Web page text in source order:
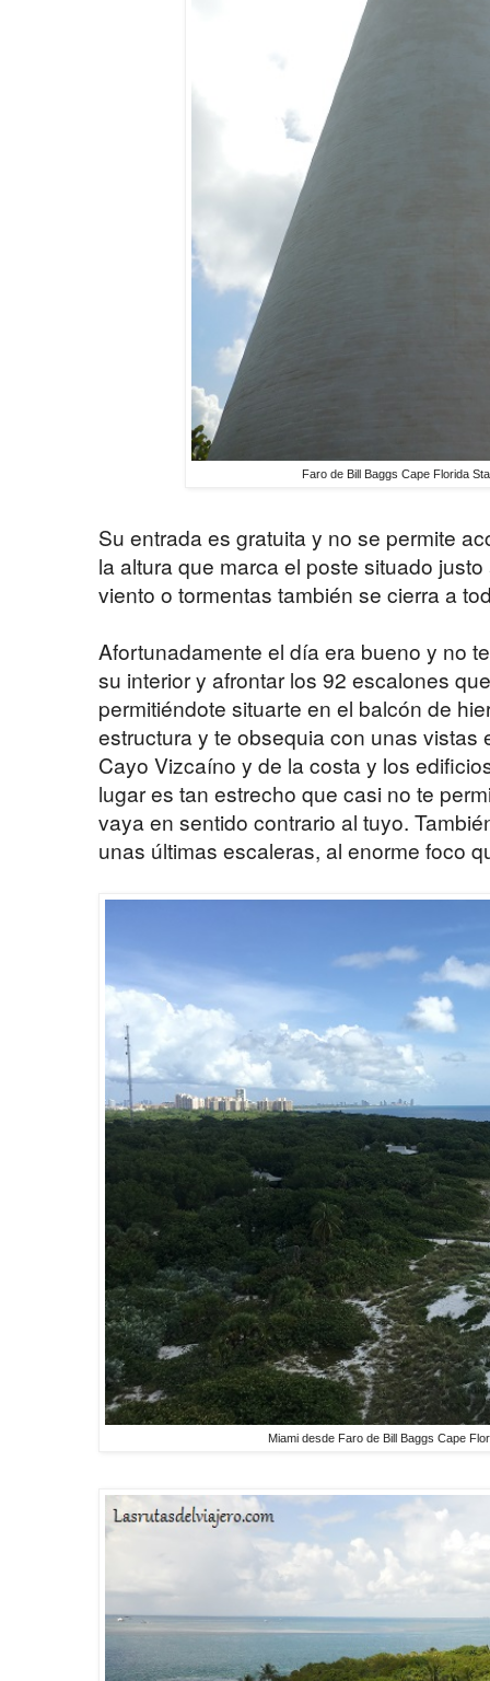
Faro de Bill Baggs Cape Florida
Su entrada es gratuita y no se permite
la altura que marca el poste situado
viento o tormentas también se cierra a
Afortunadamente el día era bueno y no
su interior y afrontar los 92 escalones
permitiéndote situarte en el balcón de
estructura y te obsequia con unas
Cayo Vizcaíno y de la costa y los
lugar es tan estrecho que casi no te
vaya en sentido contrario al tuyo.
unas últimas escaleras, al enorme foco
Miami desde Faro de Bill Baggs Cape